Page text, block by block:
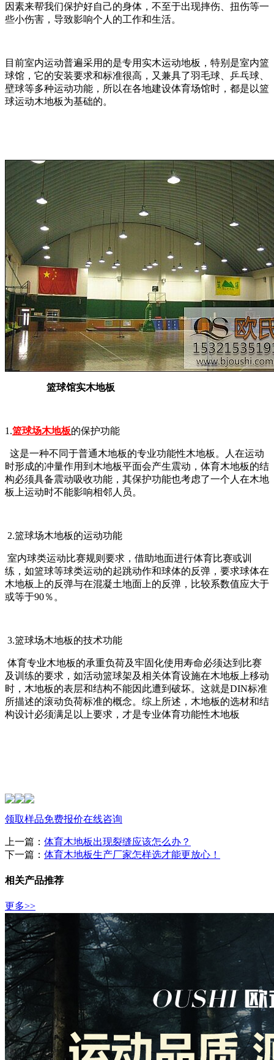
因素来帮我们保护好自己的身体，不至于出现摔伤、扭伤等一
些小伤害，导致影响个人的工作和生活。
目前室内运动普遍采用的是专用实木运动地板，特别是室内篮
球馆，它的安装要求和标准很高，又兼具了羽毛球、乒乓球、
壁球等多种运动功能，所以在各地建设体育场馆时，都是以篮
球运动木地板为基础的。
篮球馆实木地板
1.篮球场木地板的保护功能
这是一种不同于普通木地板的专业功能性木地板。人在运动
时形成的冲量作用到木地板平面会产生震动，体育木地板的结
构必须具备震动吸收功能，其保护功能也考虑了一个人在木地
板上运动时不能影响相邻人员。
2.篮球场木地板的运动功能
室内球类运动比赛规则要求，借助地面进行体育比赛或训
练，如篮球等球类运动的起跳动作和球体的反弹，要求球体在
木地板上的反弹与在混凝土地面上的反弹，比较系数值应大于
或等于90％。
3.篮球场木地板的技术功能
体育专业木地板的承重负荷及牢固化使用寿命必须达到比赛
及训练的要求，如活动篮球架及相关体育设施在木地板上移动
时，木地板的表层和结构不能因此遭到破坏。这就是DIN标准
所描述的滚动负荷标准的概念。综上所述，木地板的选材和结
构设计必须满足以上要求，才是专业体育功能性木地板
领取样品免费报价在线咨询
上一篇： 体育木地板出现裂缝应该怎么办？
下一篇： 体育木地板生产厂家怎样选才能更放心！
相关产品推荐
更多>>